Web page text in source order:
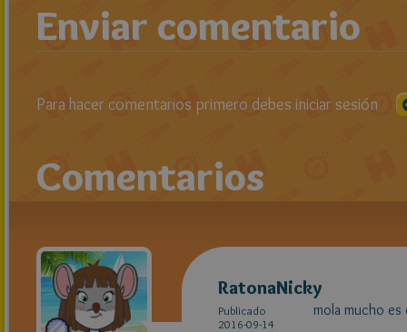
Enviar comentario
Para hacer comentarios primero debes iniciar sesión
Comentarios
RatonaNicky
Publicado
2016-09-14
mola mucho es